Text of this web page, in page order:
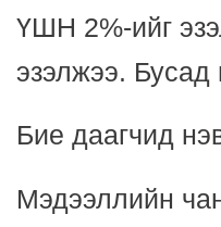
ҮШН 2%-ийг
эзэлжээ. Бусад
Бие даагчид
Мэдээллийн